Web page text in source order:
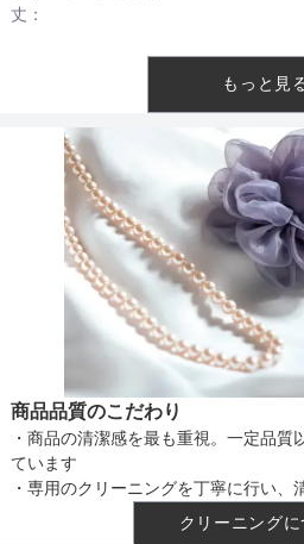
サイズ (cm) 110
着丈 4
首まわり -
裄丈 -
74
着丈目安
ファスナー
骨格タイプ
丈：
もっと見
商品品質のこだわり
・商品の清潔感を最も重視。一定品質
ています
・専用のクリーニングを丁寧に行い、
クリーニング